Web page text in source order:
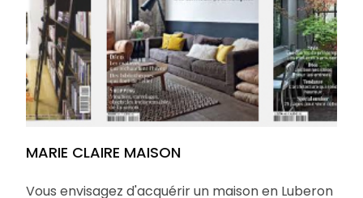
MARIE CLAIRE MAISON
Vous envisagez d'acquérir un maison en Luberon